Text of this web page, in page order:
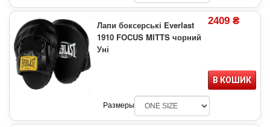
Лапи боксерські Everlast
1910 FOCUS MITTS чорний
Уні
2409 ₴
В КОШИК
Размеры